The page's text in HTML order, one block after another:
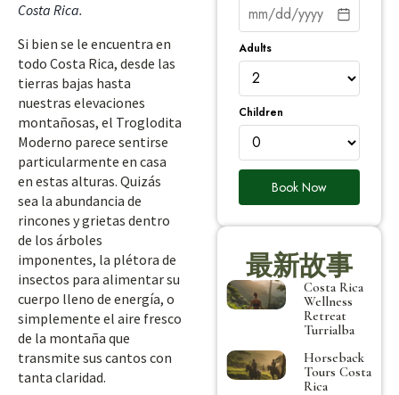
Costa Rica.
Si bien se le encuentra en
todo Costa Rica, desde las
tierras bajas hasta
nuestras elevaciones
montañosas, el Troglodita
Moderno parece sentirse
particularmente en casa
en estas alturas. Quizás
sea la abundancia de
rincones y grietas dentro
de los árboles
imponentes, la plétora de
insectos para alimentar su
cuerpo lleno de energía, o
simplemente el aire fresco
de la montaña que
transmite sus cantos con
tanta claridad.
Adults
Children
Book Now
最新故事
Costa Rica
Wellness
Retreat
Turrialba
Horseback
Tours Costa
Rica